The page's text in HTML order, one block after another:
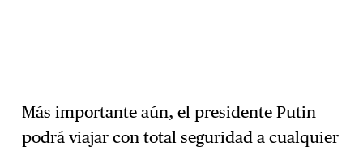
Más importante aún, el presidente Putin
podrá viajar con total seguridad a cualquier